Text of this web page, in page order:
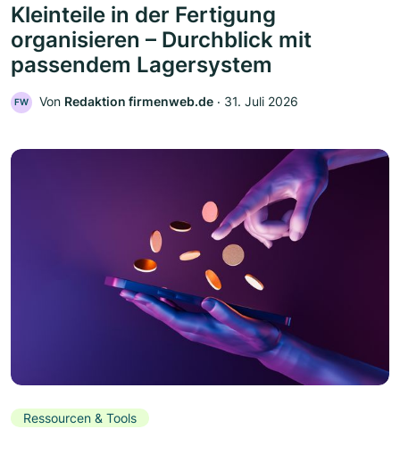
Kleinteile in der Fertigung
organisieren – Durchblick mit
passendem Lagersystem
FW Von Redaktion firmenweb.de ‧ 31. Juli 2026
Ressourcen & Tools